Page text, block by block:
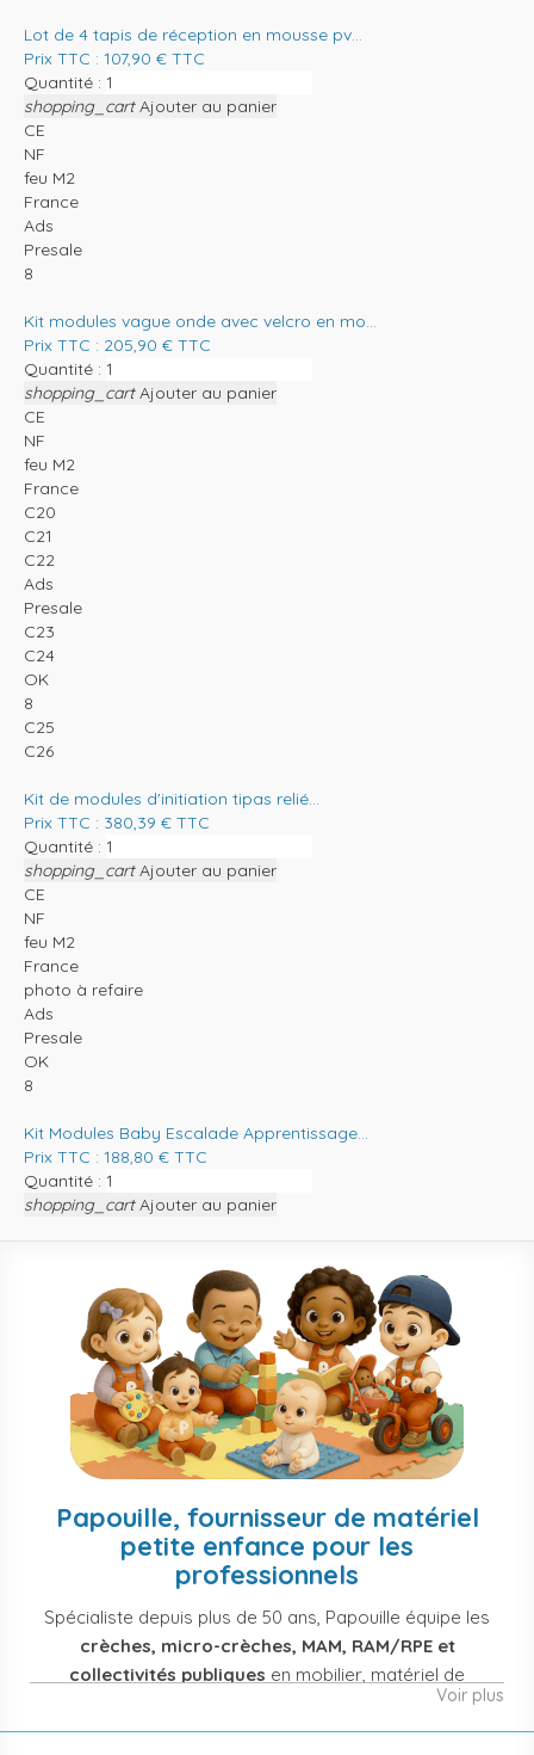
Lot de 4 tapis de réception en mousse pv...
Prix TTC : 107,90 € TTC
Quantité :
shopping_cart Ajouter au panier
CE
NF
feu M2
France
Ads
Presale
8
Kit modules vague onde avec velcro en mo...
Prix TTC : 205,90 € TTC
Quantité :
shopping_cart Ajouter au panier
CE
NF
feu M2
France
C20
C21
C22
Ads
Presale
C23
C24
OK
8
C25
C26
Kit de modules d'initiation tipas relié...
Prix TTC : 380,39 € TTC
Quantité :
shopping_cart Ajouter au panier
CE
NF
feu M2
France
photo à refaire
Ads
Presale
OK
8
Kit Modules Baby Escalade Apprentissage...
Prix TTC : 188,80 € TTC
Quantité :
shopping_cart Ajouter au panier
Papouille, fournisseur de matériel
petite enfance pour les
professionnels
Spécialiste depuis plus de 50 ans, Papouille équipe les
crèches, micro-crèches, MAM, RAM/RPE et
collectivités publiques en mobilier, matériel de
puériculture, jouets et équipement pour structures
d'accueil de la petite enfance. Notre offre couvre
Voir plus